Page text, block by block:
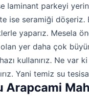
laminant parkeyi
ise seramiği
yaparız. Mesela
yer daha çok
kullanırız. Ne var
Yani temiz su
Arapcami